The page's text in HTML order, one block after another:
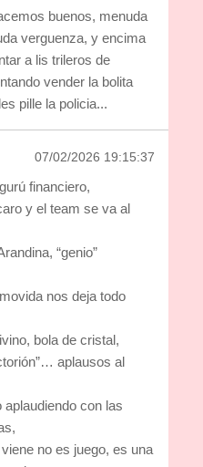
buenos, menuda
verguenza, y encima
a lis trileros de
vender la bolita
pille la policia...
07/02/2026 19:15:37
financiero,
y el team se va al
“genio”
nos deja todo
bola de cristal,
aplausos al
aplaudiendo con las
no es juego, es una